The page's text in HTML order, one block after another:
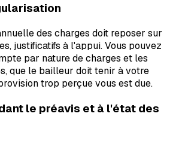
des charges doit reposer sur
justificatifs à l'appui. Vous pouvez
par nature de charges et les
que le bailleur doit tenir à votre
trop perçue vous est due.
le préavis et à l'état des